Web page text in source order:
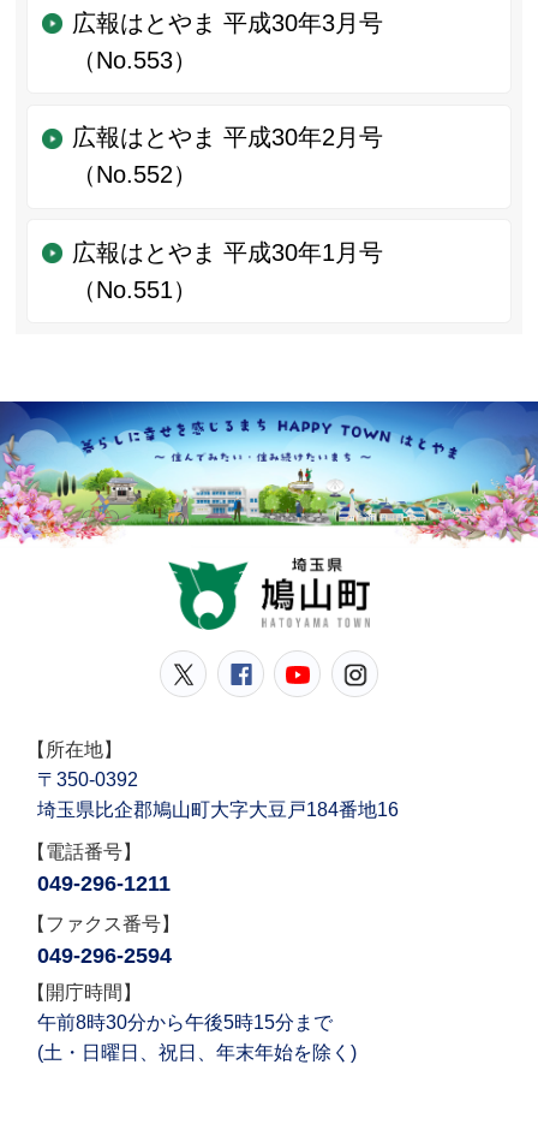
広報はとやま 平成30年3月号
（No.553）
広報はとやま 平成30年2月号
（No.552）
広報はとやま 平成30年1月号
（No.551）
鳩山町公式Twitter
鳩山町公式Facebook
鳩山町公式
【所在地】
〒350-0392
埼玉県比企郡鳩山町大字大豆戸184番地16
【電話番号】
049-296-1211
【ファクス番号】
049-296-2594
【開庁時間】
午前8時30分から午後5時15分まで
(土・日曜日、祝日、年末年始を除く)